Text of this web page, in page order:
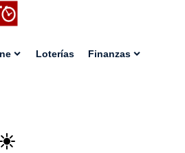
Loterías Finanzas